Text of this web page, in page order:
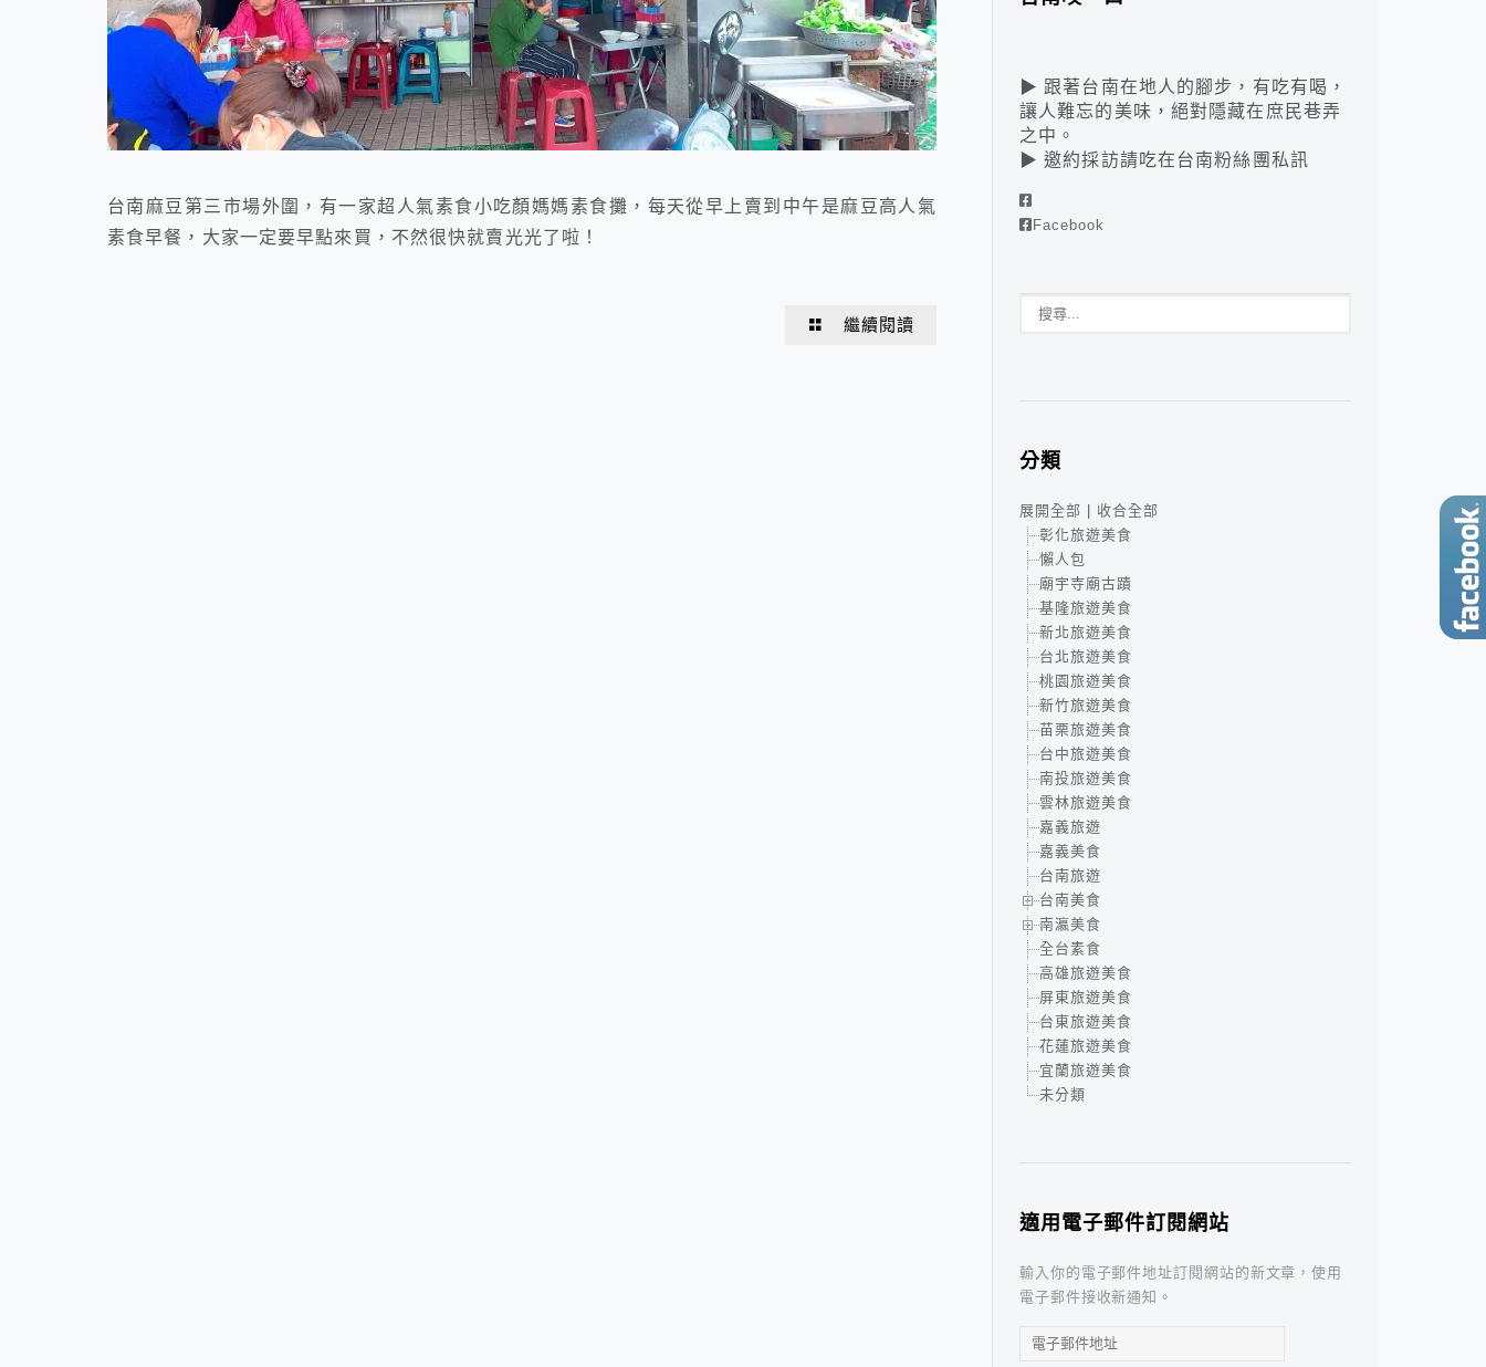
台南麻豆第三市場外圍，有一家超人氣素食小吃顏媽媽素食攤，每天從早上賣到中午是麻豆高人氣
素食早餐，大家一定要早點來買，不然很快就賣光光了啦！
繼續閱讀
▶ 跟著台南在地人的腳步，有吃有喝，
讓人難忘的美味，絕對隱藏在庶民巷弄
之中。
▶ 邀約採訪請吃在台南粉絲團私訊
Facebook
分類
展開全部
收合全部
彰化旅遊美食
懶人包
廟宇寺廟古蹟
基隆旅遊美食
新北旅遊美食
台北旅遊美食
桃園旅遊美食
新竹旅遊美食
苗栗旅遊美食
台中旅遊美食
南投旅遊美食
雲林旅遊美食
嘉義旅遊
嘉義美食
台南旅遊
台南美食
南瀛美食
全台素食
高雄旅遊美食
屏東旅遊美食
台東旅遊美食
花蓮旅遊美食
宜蘭旅遊美食
未分類
適用電子郵件訂閱網站
輸入你的電子郵件地址訂閱網站的新文章，使用
電子郵件接收新通知。
電